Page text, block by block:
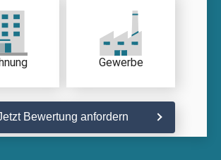
Gewerbe
Bewertung anfordern